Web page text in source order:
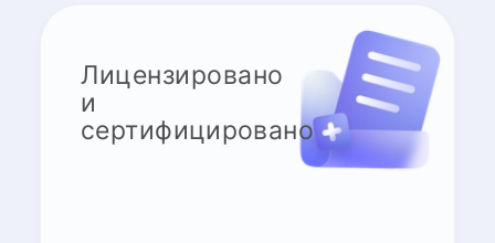
Лицензировано
и
сертифицировано